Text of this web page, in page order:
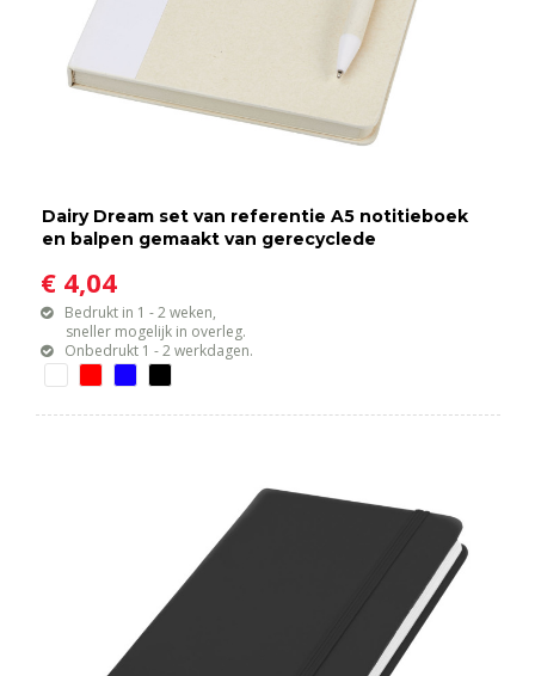
Dairy Dream set van referentie A5 notitieboek
en balpen gemaakt van gerecyclede
€ 4,04
Bedrukt in 1 - 2 weken,
sneller mogelijk in overleg.
Onbedrukt 1 - 2 werkdagen.